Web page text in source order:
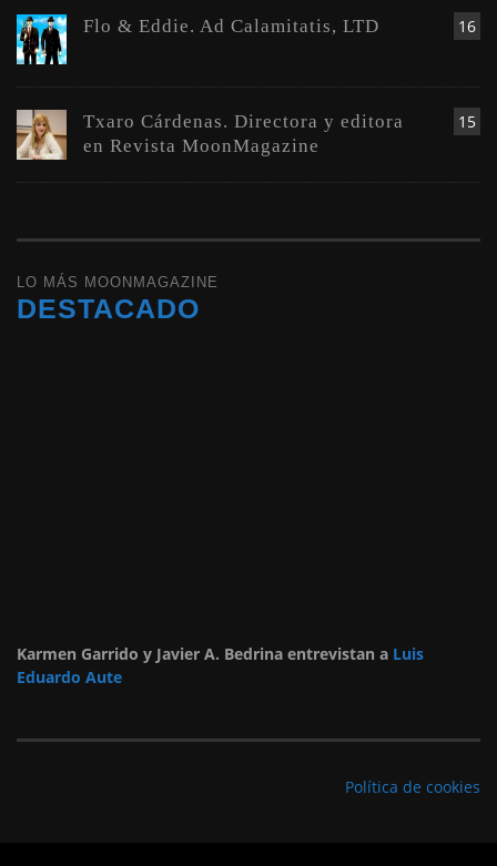
16
Flo & Eddie. Ad Calamitatis, LTD
15
Txaro Cárdenas. Directora y editora
en Revista MoonMagazine
LO MÁS MOONMAGAZINE
DESTACADO
Karmen Garrido y Javier A. Bedrina entrevistan a Luis
Eduardo Aute
Política de cookies